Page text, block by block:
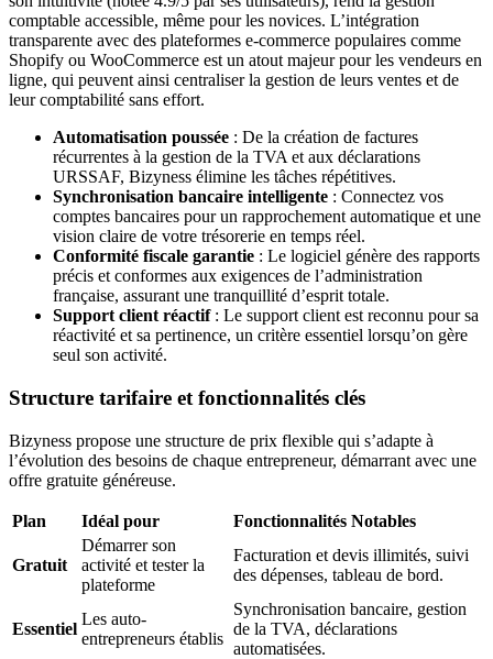
comptable accessible, même pour les novices. L’intégration
transparente avec des plateformes e-commerce populaires comme
Shopify ou WooCommerce est un atout majeur pour les vendeurs en
ligne, qui peuvent ainsi centraliser la gestion de leurs ventes et de
leur comptabilité sans effort.
Automatisation poussée : De la création de factures
récurrentes à la gestion de la TVA et aux déclarations
URSSAF, Bizyness élimine les tâches répétitives.
Synchronisation bancaire intelligente : Connectez vos
comptes bancaires pour un rapprochement automatique et une
vision claire de votre trésorerie en temps réel.
Conformité fiscale garantie : Le logiciel génère des rapports
précis et conformes aux exigences de l’administration
française, assurant une tranquillité d’esprit totale.
Support client réactif: Le support client est reconnu pour sa
réactivité et sa pertinence, un critère essentiel lorsqu’on gère
seul son activité.
Structure tarifaire et fonctionnalités clés
Bizyness propose une structure de prix flexible qui s’adapte à
l’évolution des besoins de chaque entrepreneur, démarrant avec une
offre gratuite généreuse.
Plan Idéal pour Fonctionnalités Notables
Gratuit
Démarrer son
activité et tester la
plateforme
Facturation et devis illimités, suivi
des dépenses, tableau de bord.
Essentiel
Les auto-
entrepreneurs établis
Synchronisation bancaire, gestion
de la TVA, déclarations
automatisées.